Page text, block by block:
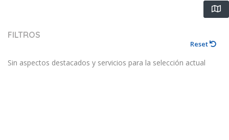
FILTROS
Reset
Sin aspectos destacados y servicios para la selección actual